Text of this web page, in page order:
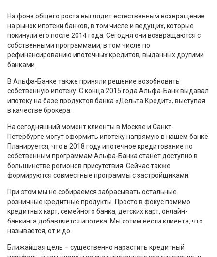
На фоне общего роста выглядит естественным возвращение
на рынок ипотеки банков, в том числе и ведущих, которые
покинули его после 2014 года. Сегодня они возвращаются с
собственными программами, в том числе по
рефинансированию ипотечных кредитов, выданных другими
банками.
В Альфа-Банке также приняли решение возобновить
собственную ипотеку. С конца 2015 года Альфа-Банк выдавал
ипотеку на базе продуктов банка «Дельта Кредит», выступая
в качестве брокера.
На сегодняшний момент клиенты в Москве и Санкт-
Петербурге могут оформить ипотеку напрямую в нашем банке.
Планируется, что в 2018 году ипотечное кредитование по
собственным программам Альфа-Банка станет доступно в
большинстве регионов присутствия. Сейчас также
формируются совместные программы с застройщиками.
При этом мы не собираемся забрасывать остальные
розничные кредитные продукты. Просто в фокус помимо
кредитных карт, семейного банка, детских карт, онлайн-
банкинга добавляется ипотека. Мы хотим вести клиента, что
называется, от и до.
Ближайшая цель – существенно нарастить кредитный